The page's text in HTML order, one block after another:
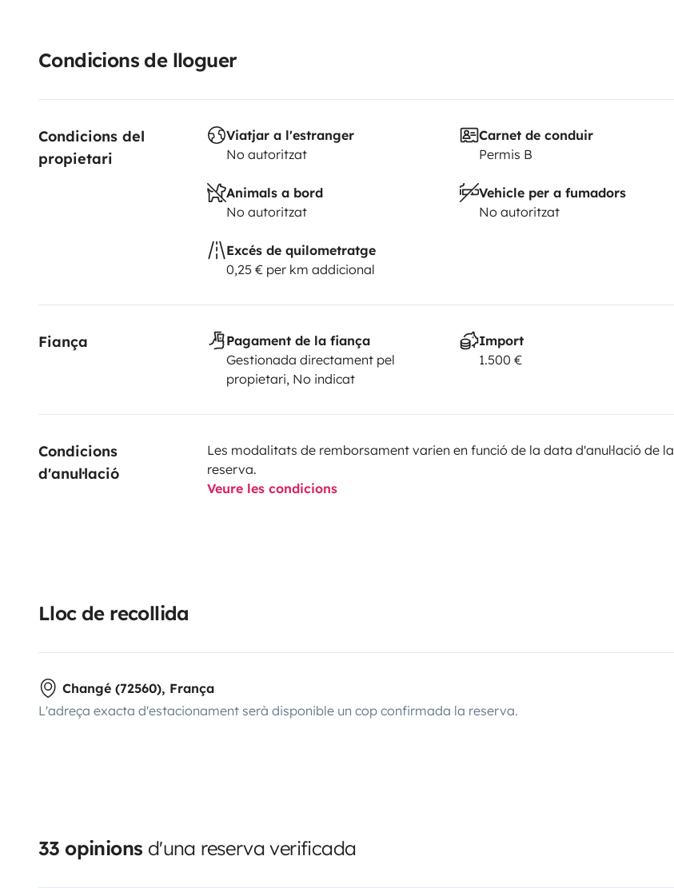
Condicions de lloguer
Condicions del
propietari
Viatjar a l'estranger
No autoritzat
Carnet de conduir
Permis B
Animals a bord
No autoritzat
Vehicle per a fumadors
No autoritzat
Excés de quilometratge
0,25 € per km addicional
Fiança
Pagament de la fiança
Gestionada directament pel
propietari, No indicat
Import
1.500 €
Condicions
d'anul·lació
Les modalitats de remborsament varien en funció de la data d'anul·lació de la
reserva.
Veure les condicions
Lloc de recollida
Changé (72560), França
L'adreça exacta d'estacionament serà disponible un cop confirmada la reserva.
33 opinions d'una reserva verificada